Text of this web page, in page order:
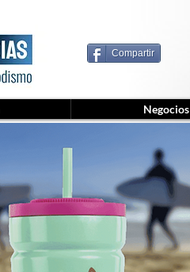
Compartir
Negocios